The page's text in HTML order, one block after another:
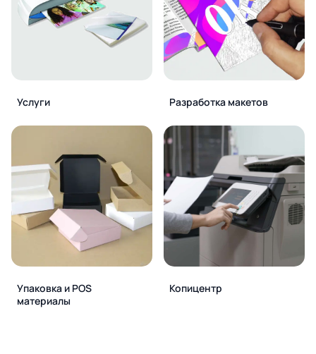
Услуги Разработка макетов
Упаковка и POS
материалы
Копицентр